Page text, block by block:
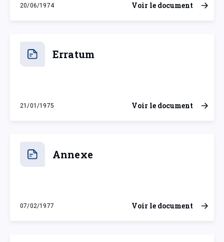
20/06/1974
jeudi 20 juin 1974
Voir le document
Erratum
21/01/1975
mardi 21 janvier 1975
Voir le document
Annexe
07/02/1977
lundi 7 février 1977
Voir le document